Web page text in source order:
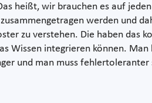
heißt, wir brauchen es auf jeden
werden und
zu verstehen. Die haben das
Wissen integrieren können. Man
und man muss fehlertoleranter